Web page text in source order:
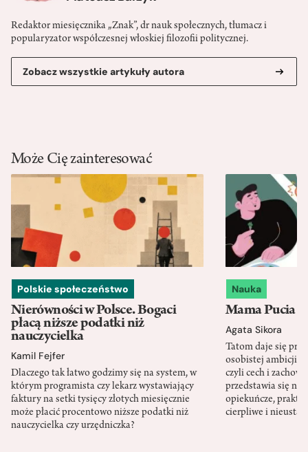
Redaktor miesięcznika „Znak”, dr nauk społecznych, tłumacz i
popularyzator współczesnej włoskiej filozofii politycznej.
Zobacz wszystkie artykuły autora
Może Cię zainteresować
Polskie społeczeństwo
Nierówności w Polsce. Bogaci
płacą niższe podatki niż
nauczycielka
Kamil Fejfer
Dlaczego tak łatwo godzimy się na system, w
którym programista czy lekarz wystawiający
faktury na setki tysięcy złotych miesięcznie
może płacić procentowo niższe podatki niż
nauczycielka czy urzędniczka?
Nauka
Mama Pucia
Agata Sikora
Tatom daje się
osobistej ambicji,
czyli cech i
przedstawia się
opiekuńcze,
cierpliwe i